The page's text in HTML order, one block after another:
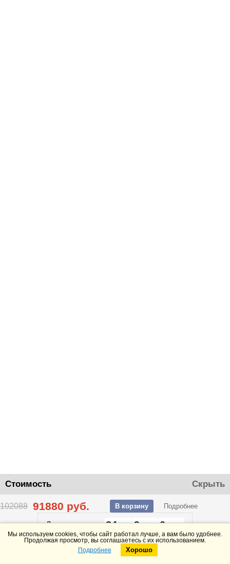
Стоимость Скрыть
102088 91880 руб. В корзину Подробнее
До конца акции24 9 0
Telegram
Мы используем cookies, чтобы сайт работал лучше, а вам было удобнее.
Продолжая просмотр, вы соглашаетесь с их использованием.
Подробнее
Хорошо